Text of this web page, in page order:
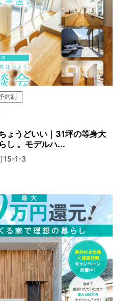
約制
ょうどいい｜31坪の等身大
し 。モデルハ...
15-1-3